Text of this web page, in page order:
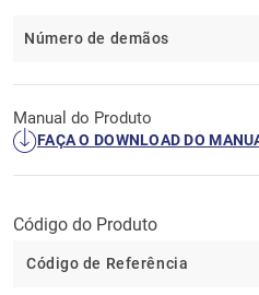
Número de demãos
Manual do Produto
FAÇA O DOWNLOAD DO
Código do Produto
Código de Referência